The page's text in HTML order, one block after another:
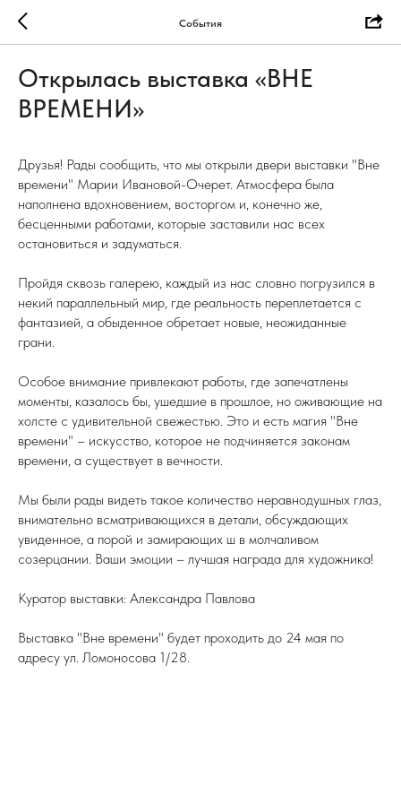
События
Открылась выставка «ВНЕ
ВРЕМЕНИ»
Друзья! Рады сообщить, что мы открыли двери выставки "Вне
времени" Марии Ивановой-Очерет. Атмосфера была
наполнена вдохновением, восторгом и, конечно же,
бесценными работами, которые заставили нас всех
остановиться и задуматься.
Пройдя сквозь галерею, каждый из нас словно погрузился в
некий параллельный мир, где реальность переплетается с
фантазией, а обыденное обретает новые, неожиданные
грани.
Особое внимание привлекают работы, где запечатлены
моменты, казалось бы, ушедшие в прошлое, но оживающие на
холсте с удивительной свежестью. Это и есть магия "Вне
времени" – искусство, которое не подчиняется законам
времени, а существует в вечности.
Мы были рады видеть такое количество неравнодушных глаз,
внимательно всматривающихся в детали, обсуждающих
увиденное, а порой и замирающих ш в молчаливом
созерцании. Ваши эмоции – лучшая награда для художника!
Куратор выставки: Александра Павлова
Выставка "Вне времени" будет проходить до 24 мая по
адресу ул. Ломоносова 1/28.